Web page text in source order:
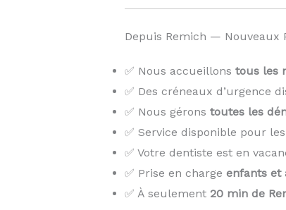
Depuis Remich — Nouveaux
✅ Nous accueillons tous les
✅ Des créneaux d’urgence
✅ Nous gérons toutes les
✅ Service disponible pour les
✅ Votre dentiste est en
✅ Prise en charge enfants et
✅ À seulement 20 min de